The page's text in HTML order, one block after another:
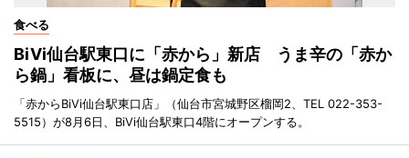
食べる
BiVi仙台駅東口に「赤から」新店 うま辛の「赤か
ら鍋」看板に、昼は鍋定食も
「赤からBiVi仙台駅東口店」（仙台市宮城野区榴岡2、TEL 022-353-
5515）が8月6日、BiVi仙台駅東口4階にオープンする。